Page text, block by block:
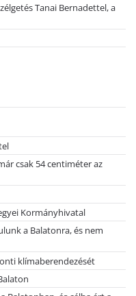
Tanai Bernadettel, a
csak 54 centiméter az
Kormányhivatal
a Balatonra, és nem
klímaberendezését